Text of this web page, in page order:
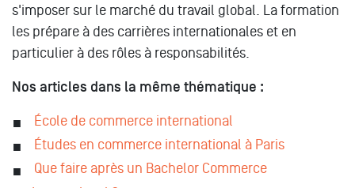
s'imposer sur le marché du travail global. La formation
les prépare à des carrières internationales et en
particulier à des rôles à responsabilités.
Nos articles dans la même thématique :
École de commerce international
Études en commerce international à Paris
Que faire après un Bachelor Commerce